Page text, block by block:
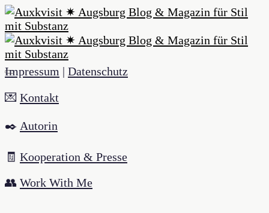
Impressum | Datenschutz
💌 Kontakt
✒️ Autorin
🧾 Kooperation & Presse
👥 Work With Me